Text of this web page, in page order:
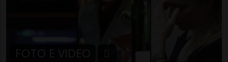
FOTO E VIDEO